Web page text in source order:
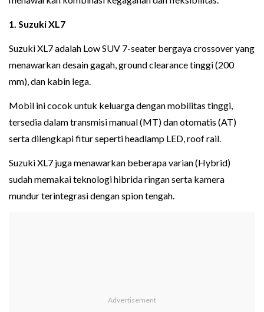
1. Suzuki XL7
Suzuki XL7 adalah Low SUV 7-seater bergaya crossover yang
menawarkan desain gagah, ground clearance tinggi (200
mm), dan kabin lega.
Mobil ini cocok untuk keluarga dengan mobilitas tinggi,
tersedia dalam transmisi manual (MT) dan otomatis (AT)
serta dilengkapi fitur seperti headlamp LED, roof rail.
Suzuki XL7 juga menawarkan beberapa varian (Hybrid)
sudah memakai teknologi hibrida ringan serta kamera
mundur terintegrasi dengan spion tengah.